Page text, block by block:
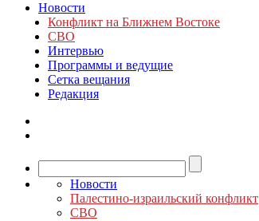
Новости
Конфликт на Ближнем Востоке
СВО
Интервью
Программы и ведущие
Сетка вещания
Редакция
Новости
Палестино-израильский конфликт
СВО